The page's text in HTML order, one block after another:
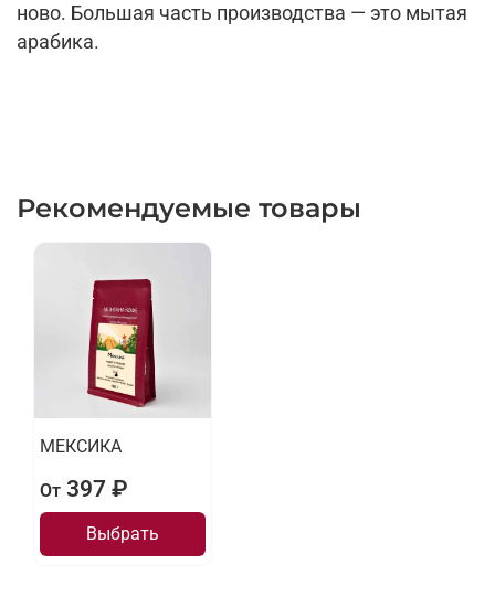
ново. Большая часть производства — это мытая
арабика.
Рекомендуемые товары
МЕКСИКА
От 397 ₽
Выбрать